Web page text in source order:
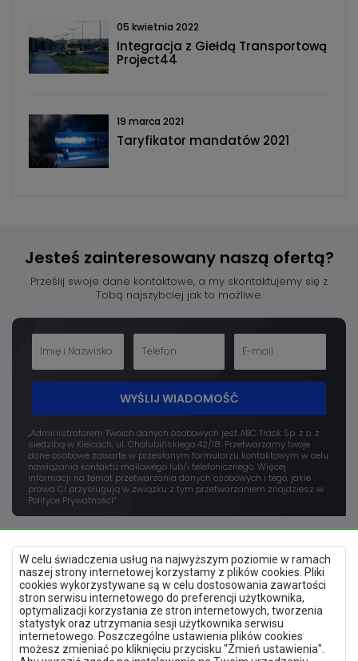
W celu świadczenia usług na najwyższym poziomie w ramach
naszej strony internetowej korzystamy z plików cookies. Pliki
cookies wykorzystywane są w celu dostosowania zawartości
stron serwisu internetowego do preferencji użytkownika,
optymalizacji korzystania ze stron internetowych, tworzenia
statystyk oraz utrzymania sesji użytkownika serwisu
internetowego. Poszczególne ustawienia plików cookies
możesz zmieniać po kliknięciu przycisku "Zmień ustawienia".
05 kwietnia 2022
Integracja z Giełdą Transportową
Project44
19 marca 2021
Taryfikator mandatów 2021
Jesteś zainteresowany naszą ofertą?
Prześlij swoje dane kontaktowe, a my skontaktujemy się z
Tobą najszybciej jak to możliwe.
WYŚLIJ WIADOMOŚĆ
„Administratorem Twoich danych osobowych jest ABC Track Sp. z o. z
siedzibą w Kielcach, ul. Chałubińskiego 42/18. Przetwarzamy twoje
dane osobowe zawarte w przesłanym formularzu kontaktowym w celu
nawiązania kontaktu mailowego lub/i telefonicznego. Więcej
informacji na temat przetwarzania danych osobowych i tego, jakie
prawa Ci przysługują w związku z tym przetwarzaniem znajdziesz w
Polityce Prywatności”
Polityka prywatności
Mapa strony
Deklaracja dostępności